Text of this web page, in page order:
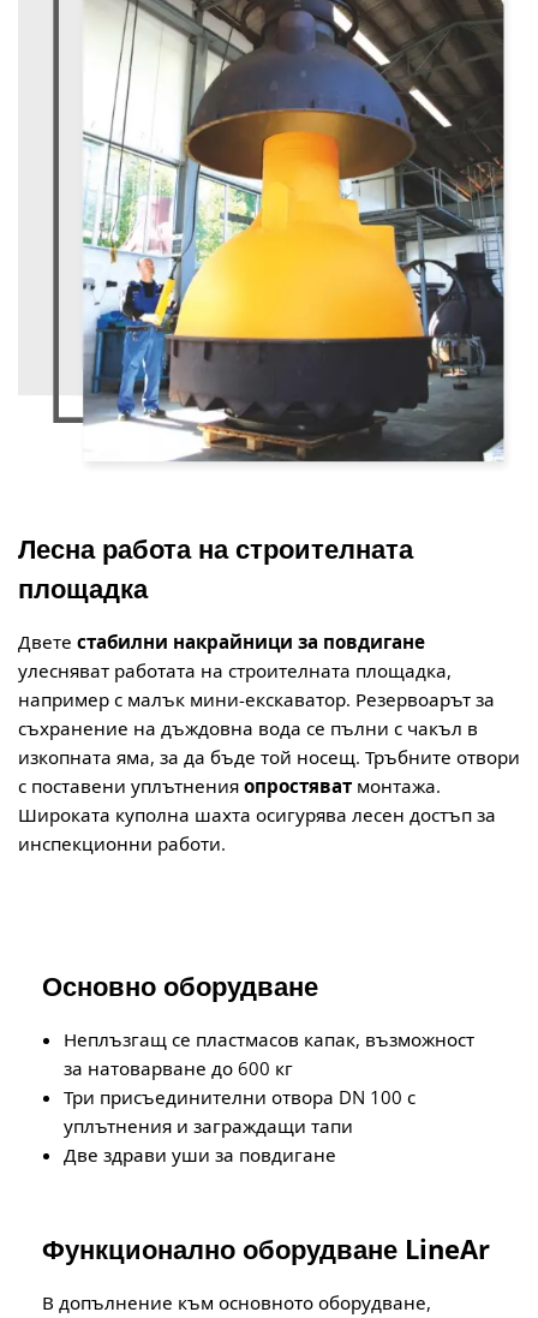
Лесна работа на строителната
площадка
Двете стабилни накрайници за повдигане
улесняват работата на строителната площадка,
например с малък мини-екскаватор. Резервоарът за
съхранение на дъждовна вода се пълни с чакъл в
изкопната яма, за да бъде той носещ. Тръбните отвори
с поставени уплътнения опростяват монтажа.
Широката куполна шахта осигурява лесен достъп за
инспекционни работи.
Основно оборудване
Неплъзгащ се пластмасов капак, възможност
за натоварване до 600 кг
Три присъединителни отвора DN 100 с
уплътнения и заграждащи тапи
Две здрави уши за повдигане
Функционално оборудване LineAr
В допълнение към основното оборудване,